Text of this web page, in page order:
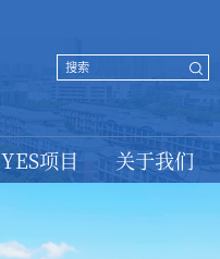
YES项目 关于我们